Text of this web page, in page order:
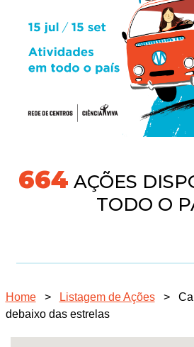
718AÇÕES
TODO O
Home > Listagem de Ações >
debaixo das estrelas